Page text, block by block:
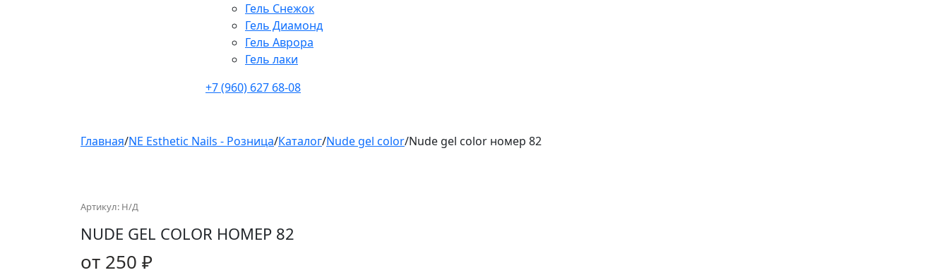
Гель Снежок
Гель Диамонд
Гель Аврора
Гель лаки
+7 (960) 627 68-08
Главная/NE Esthetic Nails - Розница/Каталог/Nude gel color/Nude gel color номер 82
Артикул: Н/Д
NUDE GEL COLOR НОМЕР 82
от 250 ₽